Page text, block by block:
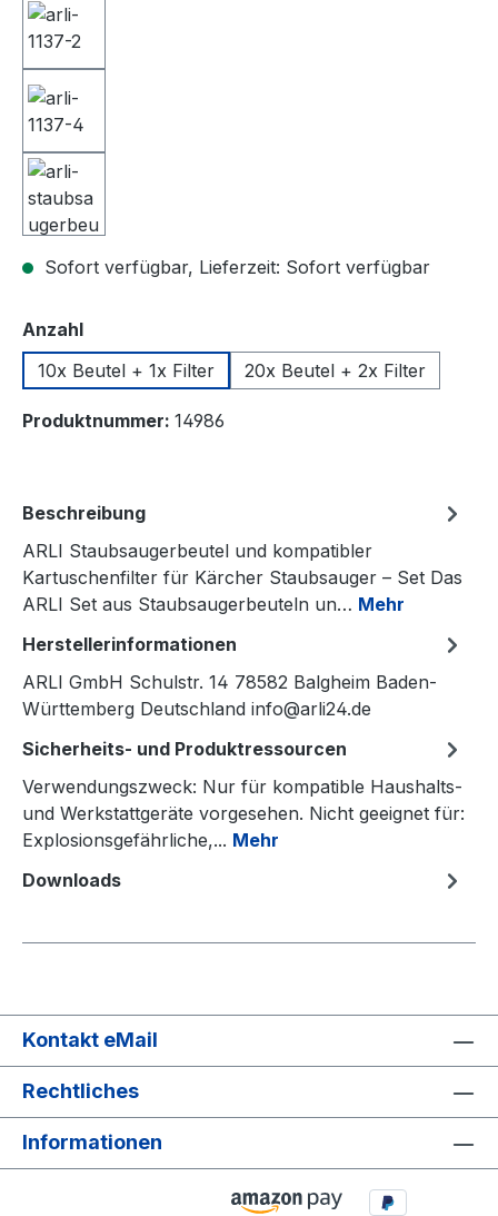
Sofort verfügbar, Lieferzeit: Sofort verfügbar
Anzahlauswählen
10x Beutel + 1x Filter
20x Beutel + 2x Filter
Produktnummer: 14986
Beschreibung
ARLI Staubsaugerbeutel und kompatibler
Kartuschenfilter für Kärcher Staubsauger – Set Das
ARLI Set aus Staubsaugerbeuteln un… Mehr
Herstellerinformationen
ARLI GmbH Schulstr. 14 78582 Balgheim Baden-
Württemberg Deutschland info@arli24.de
Sicherheits- und Produktressourcen
Verwendungszweck: Nur für kompatible Haushalts-
und Werkstattgeräte vorgesehen. Nicht geeignet für:
Explosionsgefährliche,... Mehr
Downloads
Kontakt eMail
Rechtliches
Informationen